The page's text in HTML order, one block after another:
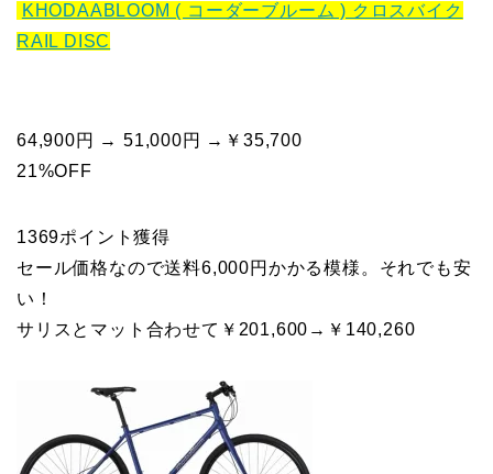
KHODAABLOOM ( コーダーブルーム ) クロスバイク
RAIL DISC
64,900円 → 51,000円 →￥35,700
21%OFF
1369ポイント獲得
セール価格なので送料6,000円かかる模様。それでも安
い！
サリスとマット合わせて￥201,600→￥140,260